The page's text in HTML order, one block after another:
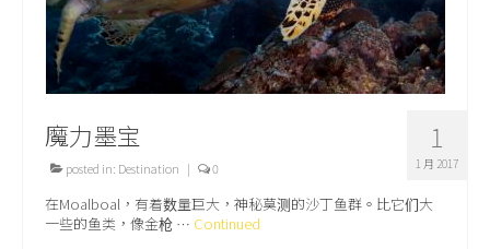
1
1 月 2017
魔力墨宝
posted in: Destination | 0
在Moalboal，有着数量巨大，神秘莫测的沙丁鱼群。比它们大
一些的鱼类，像金枪 … Continued